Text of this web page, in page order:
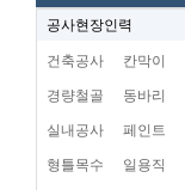
공사현장인력
건축공사 칸막이
경량철골 동바리
실내공사 페인트
형틀목수 일용직